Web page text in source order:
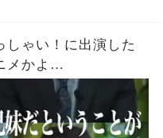
しゃい！に出演した
メかよ…